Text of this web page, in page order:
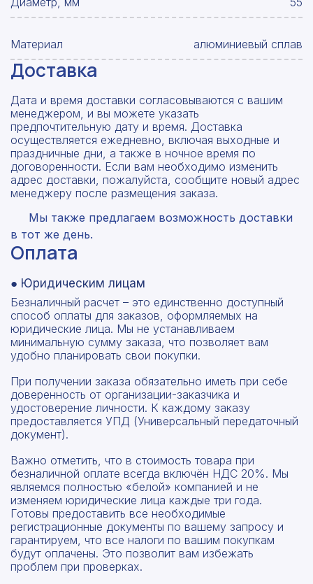
Материал алюминиевый сплав
Доставка
Дата и время доставки согласовываются с вашим
менеджером, и вы можете указать
предпочтительную дату и время. Доставка
осуществляется ежедневно, включая выходные и
праздничные дни, а также в ночное время по
договоренности. Если вам необходимо изменить
адрес доставки, пожалуйста, сообщите новый адрес
менеджеру после размещения заказа.
Мы также предлагаем возможность доставки
в тот же день.
Оплата
● Юридическим лицам
Безналичный расчет – это единственно доступный
способ оплаты для заказов, оформляемых на
юридические лица. Мы не устанавливаем
минимальную сумму заказа, что позволяет вам
удобно планировать свои покупки.
При получении заказа обязательно иметь при себе
доверенность от организации-заказчика и
удостоверение личности. К каждому заказу
предоставляется УПД (Универсальный передаточный
документ).
Важно отметить, что в стоимость товара при
безналичной оплате всегда включён НДС 20%. Мы
являемся полностью «белой» компанией и не
изменяем юридические лица каждые три года.
Готовы предоставить все необходимые
регистрационные документы по вашему запросу и
гарантируем, что все налоги по вашим покупкам
будут оплачены. Это позволит вам избежать
проблем при проверках.